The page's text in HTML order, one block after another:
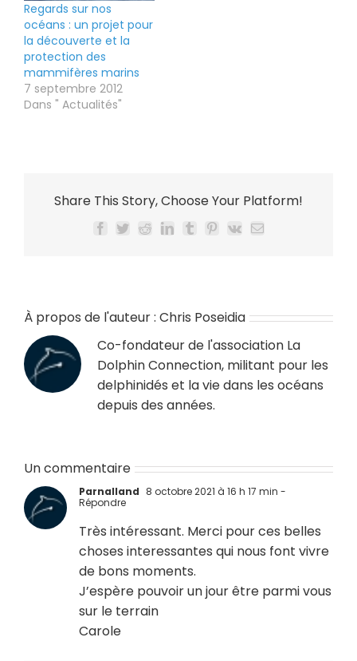
Regards sur nos
océans : un projet pour
la découverte et la
protection des
mammifères marins
7 septembre 2012
Dans " Actualités"
Share This Story, Choose Your Platform!
Facebook
TwitterRedditLinkedIn
TumblrPinterest
Vk Email
À propos de l'auteur : Chris Poseidia
Co-fondateur de l'association La
Dolphin Connection, militant pour les
delphinidés et la vie dans les océans
depuis des années.
Un commentaire
Parnalland 8 octobre 2021 à 16 h 17 min -
Répondre
Très intéressant. Merci pour ces belles
choses interessantes qui nous font vivre
de bons moments.
J’espère pouvoir un jour être parmi vous
sur le terrain
Carole